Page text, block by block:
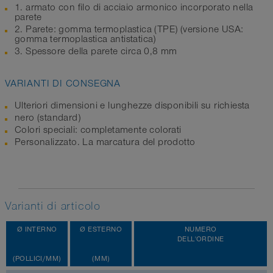
1. armato con filo di acciaio armonico incorporato nella
parete
2. Parete: gomma termoplastica (TPE) (versione USA:
gomma termoplastica antistatica)
3. Spessore della parete circa 0,8 mm
VARIANTI DI CONSEGNA
Ulteriori dimensioni e lunghezze disponibili su richiesta
nero (standard)
Colori speciali: completamente colorati
Personalizzato. La marcatura del prodotto
Varianti di articolo
Ø INTERNO
(POLLICI/MM)
Ø ESTERNO
(MM)
NUMERO
DELL'ORDINE